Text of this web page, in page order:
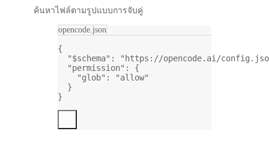
ค้นหาไฟล์ตามรูปแบบการจับคู่
opencode.json
{
"$schema" :
"https://opencode.ai/
"permission" : {
"glob" :
"allow"
}
}